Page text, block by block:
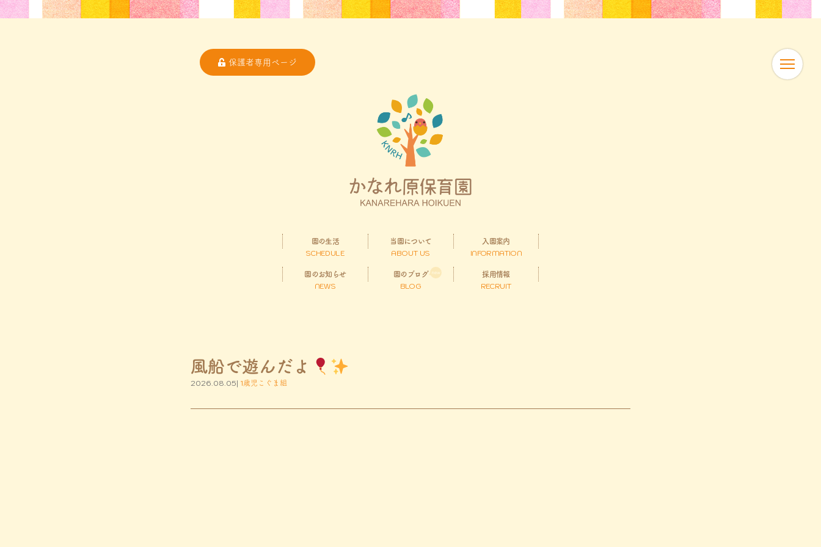
保護者専用ページ
園の生活
SCHEDULE
当園について
ABOUT US
入園案内
INFORMATION
園のお知らせ
NEWS
園のブログ
BLOG
採用情報
RECRUIT
風船で遊んだよ
2026.08.05| 1歳児こぐま組